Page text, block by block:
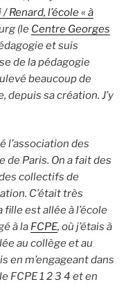
Renard, l’école « à
(le Centre Georges
et suis
de la pédagogie
beaucoup de
sa création. J’y
l’association des
de Paris. On a fait des
collectifs de
C’était très
est allée à l’école
à la FCPE, où j’étais à
au collège et au
en m’engageant dans
FCPE 1 2 3 4 et en